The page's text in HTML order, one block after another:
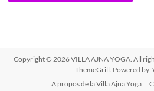
Copyright © 2026VILLA AJNA YOGA. All
ThemeGrill. Powered by:
A propos de la Villa Ajna Yoga